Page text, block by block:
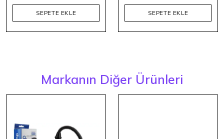
SEPETE EKLE SEPETE EKLE
Markanın Diğer Ürünleri